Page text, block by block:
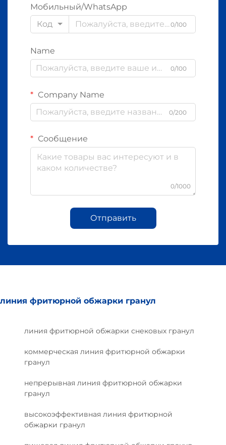
Мобильный/WhatsApp
Код
0/100
Name
0/100
Company Name
0/200
Сообщение
0/1000
Отправить
линия фритюрной обжарки гранул
линия фритюрной обжарки снековых гранул
коммерческая линия фритюрной обжарки
гранул
непрерывная линия фритюрной обжарки
гранул
высокоэффективная линия фритюрной
обжарки гранул